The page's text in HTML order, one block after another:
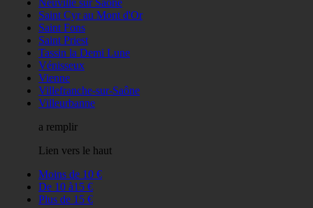
Neuville sur Saône
Saint Cyr au Mont d'Or
Saint Fons
Saint Priest
Tassin la Demi Lune
Vénisseux
Vienne
Villefranche-sur-Saône
Villeurbanne
a remplir
Lien vers le haut
Moins de 10 €
De 10 à15 €
Plus de 15 €